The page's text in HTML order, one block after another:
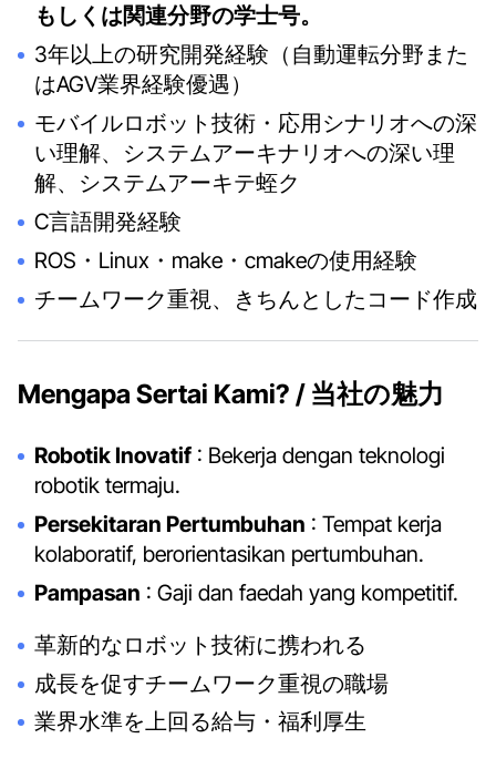
もしくは関連分野の学士号。
3年以上の研究開発経験（自動運転分野また
はAGV業界経験優遇）
モバイルロボット技術・応用シナリオへの深
い理解、システムアーキナリオへの深い理
解、システムアーキテ蛭ク
C言語開発経験
ROS・Linux・make・cmakeの使用経験
チームワーク重視、きちんとしたコード作成
Mengapa Sertai Kami? / 当社の魅力
Robotik Inovatif : Bekerja dengan teknologi
robotik termaju.
Persekitaran Pertumbuhan : Tempat kerja
kolaboratif, berorientasikan pertumbuhan.
Pampasan : Gaji dan faedah yang kompetitif.
革新的なロボット技術に携われる
成長を促すチームワーク重視の職場
業界水準を上回る給与・福利厚生